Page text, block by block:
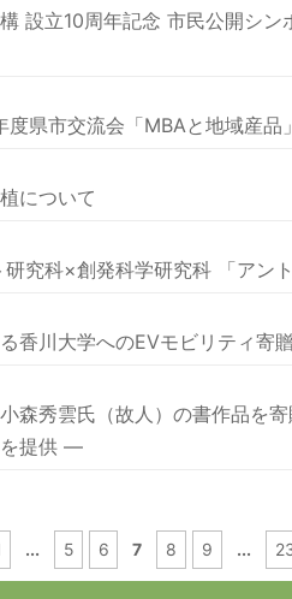
設立10周年記念 市民公開シン
県市交流会「MBAと地域産品
について
究科×創発科学研究科 「アン
香川大学へのEVモビリティ寄
森秀雲氏（故人）の書作品を
を提供 ―
... 5 6 7 8 9 ...